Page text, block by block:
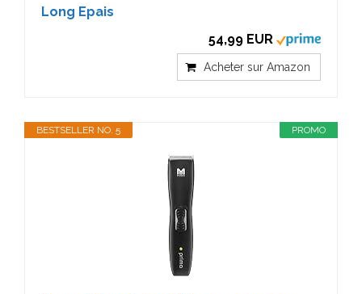
Long Epais
54,99 EUR
Acheter sur Amazon
PROMO
BESTSELLER NO. 5